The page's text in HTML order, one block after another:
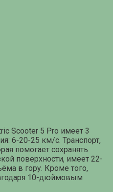
Scooter 5 Pro имеет 3
6-20-25 км/с. Транспорт,
помогает сохранять
поверхности, имеет 22-
в гору. Кроме того,
10-дюймовым